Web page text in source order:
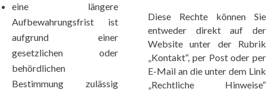
eine längere
Aufbewahrungsfrist ist
aufgrund einer
gesetzlichen oder
behördlichen
Bestimmung zulässig
Diese Rechte können Sie
entweder direkt auf der
Website unter der Rubrik
„Kontakt“, per Post oder per
E-Mail an die unter dem Link
„Rechtliche Hinweise“